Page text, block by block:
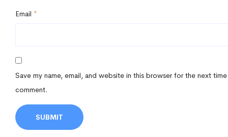
Email *
Save my name, email, and website in this browser for the next
comment.